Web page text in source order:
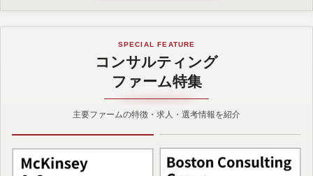
SPECIAL FEATURE
コンサルティング
ファーム特集
主要ファームの特徴・求人・選考情報を紹介